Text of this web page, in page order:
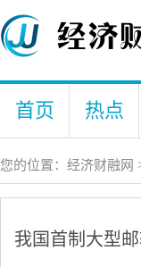
首页 热点
您的位置： 经济财融网
我国首制大型